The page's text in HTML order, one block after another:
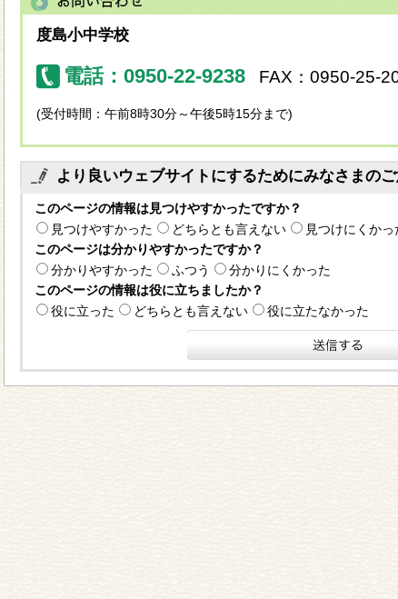
度島小中学校
電話：0950-22-9238 FAX：0950-25-
(受付時間：午前8時30分～午後5時15分まで)
より良いウェブサイトにするためにみなさまの
このページの情報は見つけやすかったですか？
見つけやすかった
どちらとも言えない
見つけにくかっ
このページは分かりやすかったですか？
分かりやすかった
ふつう
分かりにくかった
このページの情報は役に立ちましたか？
役に立った
どちらとも言えない 役に立たなかった